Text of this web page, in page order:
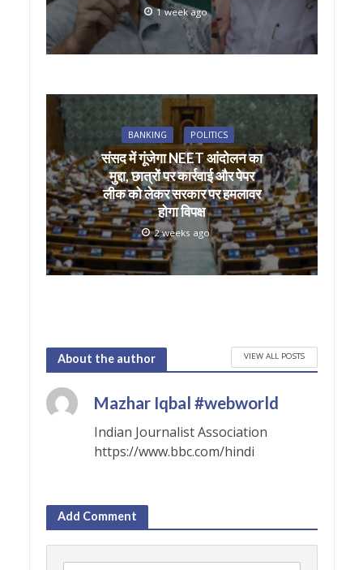
1 week ago
BANKING POLITICS
संसद में गूंजेगा NEET आंदोलन का
मुद्दा, छात्रों पर कार्रवाई और पेपर
लीक को लेकर सरकार पर हमलावर
होगा विपक्ष
2 weeks ago
About the author VIEW ALL POSTS
Mazhar Iqbal #webworld
Indian Journalist Association
https://www.bbc.com/hindi
Add Comment